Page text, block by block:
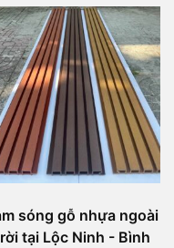
sóng gỗ nhựa ngoài
tại Lộc Ninh - Bình